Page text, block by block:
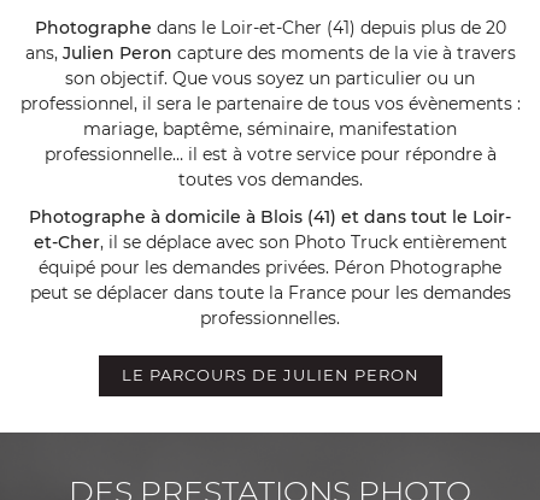
Photographe dans le Loir-et-Cher (41) depuis plus de 20
ans, Julien Peron capture des moments de la vie à travers
son objectif. Que vous soyez un particulier ou un
professionnel, il sera le partenaire de tous vos évènements :
mariage, baptême, séminaire, manifestation
professionnelle… il est à votre service pour répondre à
toutes vos demandes.
Photographe à domicile à Blois (41) et dans tout le Loir-
et-Cher, il se déplace avec son Photo Truck entièrement
équipé pour les demandes privées. Péron Photographe
peut se déplacer dans toute la France pour les demandes
professionnelles.
LE PARCOURS DE JULIEN PERON
DES PRESTATIONS PHOTO